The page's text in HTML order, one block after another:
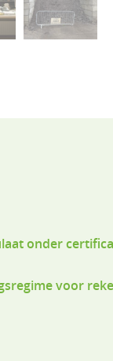
onder
voor